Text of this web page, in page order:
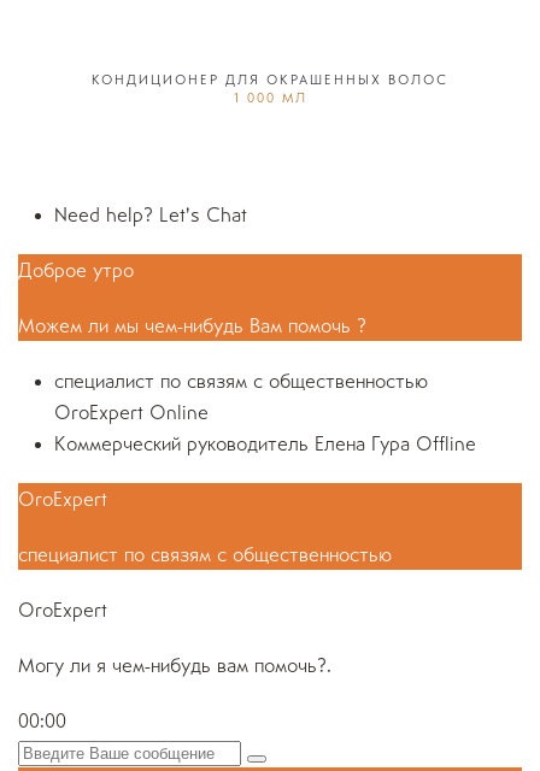
КОНДИЦИОНЕР ДЛЯ ОКРАШЕННЫХ ВОЛОС
1 000 МЛ
Need help? Let's Chat
Доброе утро
Можем ли мы чем-нибудь Вам помочь ?
специалист по связям с общественностью
OroExpert Online
Коммерческий руководитель Елена Гура Offline
OroExpert
специалист по связям с общественностью
OroExpert
Могу ли я чем-нибудь вам помочь?.
00:00